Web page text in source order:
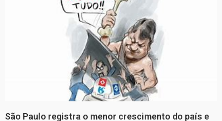
São Paulo registra o menor crescimento do país e